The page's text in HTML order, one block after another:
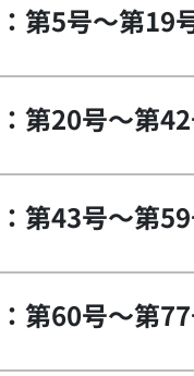
：第5号～第19
：第20号～第
：第43号～第
：第60号～第